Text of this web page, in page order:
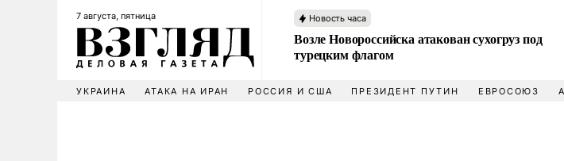
7 августа, пятница Новость часа
Возле Новороссийска атакован сухогруз под
турецким флагом
УКРАИНА АТАКА НА ИРАН РОССИЯ И США ПРЕЗИДЕНТ ПУТИН ЕВРОСОЮЗ